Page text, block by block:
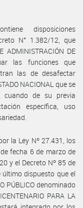
disposiciones
N° 1.382/12, que
DE
las funciones que
las de desafectar
NACIONAL que se
cuando de su previa
específica, uso
la Ley Nº 27.431, los
fecha 6 de marzo de
y el Decreto Nº 85 de
dispuesto que el
PÚBLICO denominado
PARA LA